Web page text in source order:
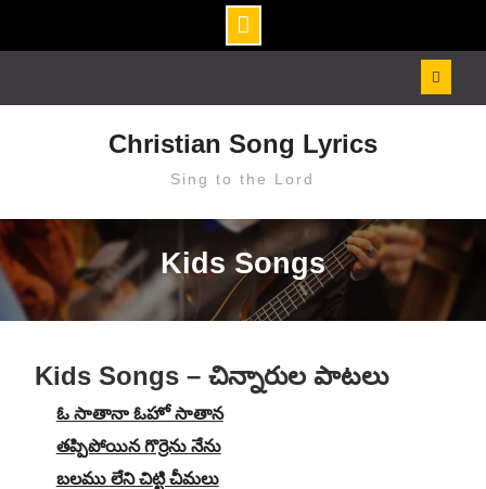
Christian Song Lyrics
Sing to the Lord
Kids Songs
Kids Songs – చిన్నారుల పాటలు
ఓ సాతానా ఓహో సాతాన
తప్పిపోయిన గొర్రెను నేను
బలము లేని చిట్టి చీమలు